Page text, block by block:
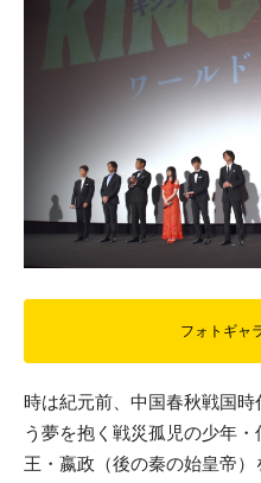
フォトギャ
時は紀元前、中国春秋戦国
う夢を抱く戦災孤児の少年
王・嬴政（後の秦の始皇帝